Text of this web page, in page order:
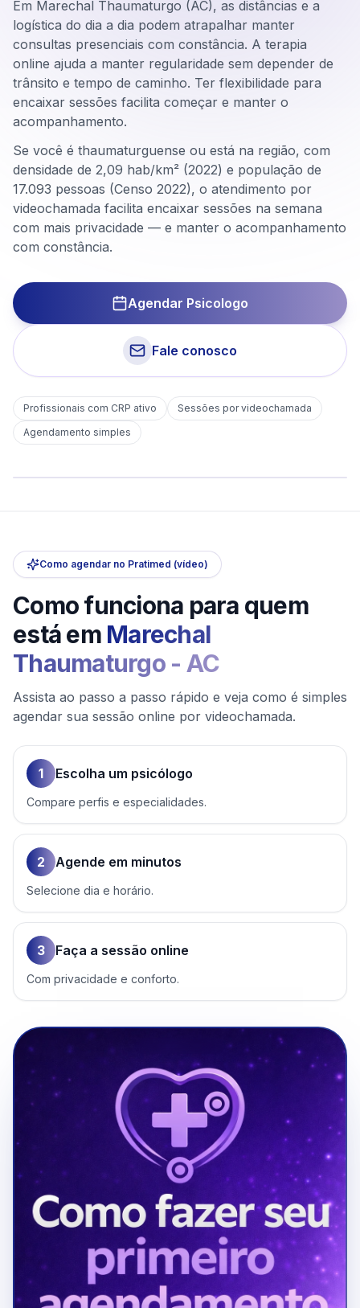
Em Marechal Thaumaturgo (AC), as distâncias e a
logística do dia a dia podem atrapalhar manter
consultas presenciais com constância. A terapia
online ajuda a manter regularidade sem depender de
trânsito e tempo de caminho. Ter flexibilidade para
encaixar sessões facilita começar e manter o
acompanhamento.
Se você é thaumaturguense ou está na região, com
densidade de 2,09 hab/km² (2022) e população de
17.093 pessoas (Censo 2022), o atendimento por
videochamada facilita encaixar sessões na semana
com mais privacidade — e manter o acompanhamento
com constância.
Agendar Psicologo
Fale conosco
Profissionais com CRP ativo
Sessões por videochamada
Agendamento simples
Como agendar no Pratimed (vídeo)
Como funciona para quem
está em Marechal
Thaumaturgo- AC
Assista ao passo a passo rápido e veja como é simples
agendar sua sessão online por videochamada.
1 Escolha um psicólogo
Compare perfis e especialidades.
2 Agende em minutos
Selecione dia e horário.
3 Faça a sessão online
Com privacidade e conforto.